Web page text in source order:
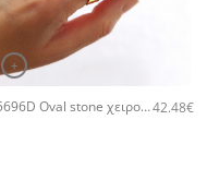
+
5696D Oval stone χειροποίητο δαχτυλιδι Catherine bijoux Τυρκουάζ42.48€